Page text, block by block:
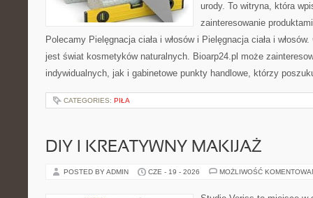
urody. To witryna, która
zainteresowanie
Polecamy Pielęgnacja ciała i włosów i Pielęgnacja ciała i
jest świat kosmetyków naturalnych. Bioarp24.pl może
indywidualnych, jak i gabinetowe punkty handlowe, którzy
CATEGORIES: PIŁA
DIY I KREATYWNY MAKIJAŻ
POSTED BY ADMIN CZE - 19 - 2026 MOŻLIWOŚĆ